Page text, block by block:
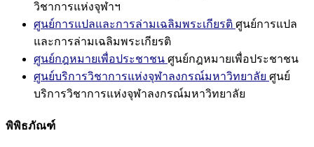
วิชาการแห่งจุฬาฯ
ศูนย์การแปลและการล่ามเฉลิมพระเกียรติ ศูนย์การแปล
และการล่ามเฉลิมพระเกียรติ
ศูนย์กฎหมายเพื่อประชาชน ศูนย์กฎหมายเพื่อประชาชน
ศูนย์บริการวิชาการแห่งจุฬาลงกรณ์มหาวิทยาลัย ศูนย์
บริการวิชาการแห่งจุฬาลงกรณ์มหาวิทยาลัย
พิพิธภัณฑ์